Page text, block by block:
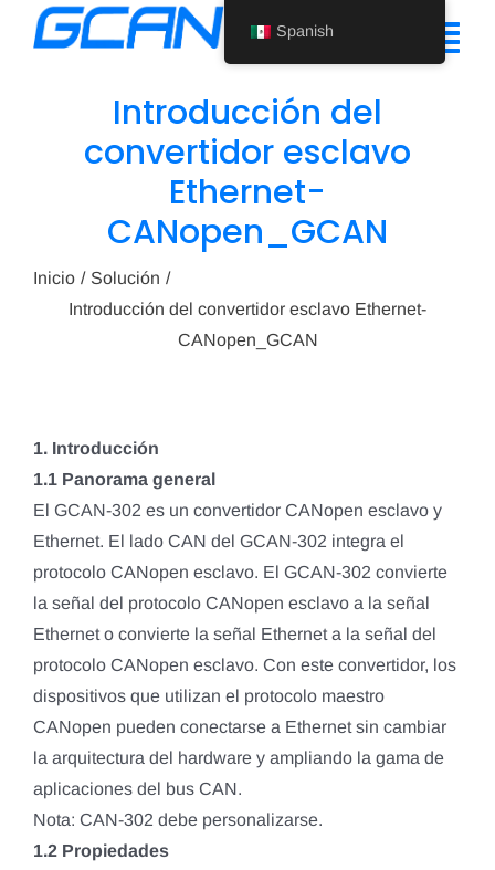
Quiénes somos
Spanish
Introducción del
convertidor esclavo
Ethernet-
CANopen_GCAN
Inicio
Solución
Introducción del convertidor esclavo Ethernet-
CANopen_GCAN
1. Introducción
1.1 Panorama general
El GCAN-302 es un convertidor CANopen esclavo y
Ethernet. El lado CAN del GCAN-302 integra el
protocolo CANopen esclavo. El GCAN-302 convierte
la señal del protocolo CANopen esclavo a la señal
Ethernet o convierte la señal Ethernet a la señal del
protocolo CANopen esclavo. Con este convertidor, los
dispositivos que utilizan el protocolo maestro
CANopen pueden conectarse a Ethernet sin cambiar
la arquitectura del hardware y ampliando la gama de
aplicaciones del bus CAN.
Nota: CAN-302 debe personalizarse.
1.2 Propiedades
Spanish